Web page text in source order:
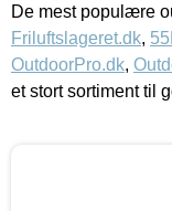
De mest populære
Friluftslageret.dk,
OutdoorPro.dk,
et stort sortiment til